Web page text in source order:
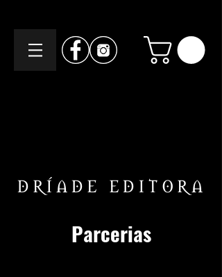
DRÍADE EDITORA
Parcerias